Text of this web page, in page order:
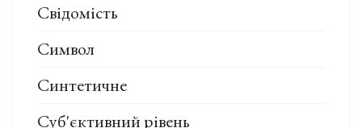
Свідомість
Символ
Синтетичне
Суб'єктивний рівень